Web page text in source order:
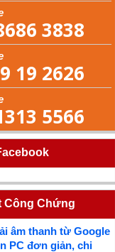
3838
19 2626
5566
Công Chứng
âm thanh từ Google
PC đơn giản, chi